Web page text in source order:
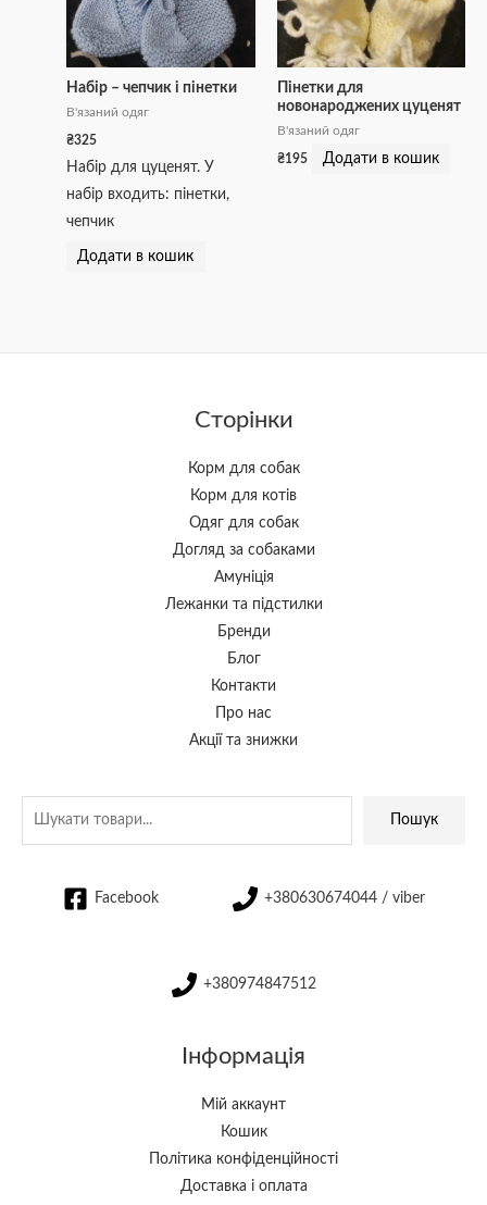
Набір – чепчик і пінетки
В'язаний одяг
₴325
Набір для цуценят. У
набір входить: пінетки,
чепчик
Додати в кошик
Пінетки для
новонароджених цуценят
В'язаний одяг
₴195 Додати в кошик
Сторінки
Корм для собак
Корм для котів
Одяг для собак
Догляд за собаками
Амуніція
Лежанки та підстилки
Бренди
Блог
Контакти
Про нас
Акції та знижки
Пошук
Facebook +380630674044 / viber
+380974847512
Інформація
Мій аккаунт
Кошик
Політика конфіденційності
Доставка і оплата